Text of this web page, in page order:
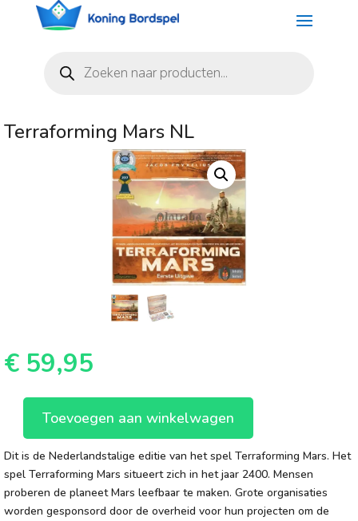
zoeken
Terraforming Mars NL
€ 59,95
Terraforming
NL
aantal
Toevoegen aan winkelwagen
Dit is de Nederlandstalige editie van het spel Terraforming Mars. Het
spel Terraforming Mars situeert zich in het jaar 2400. Mensen
proberen de planeet Mars leefbaar te maken. Grote organisaties
worden gesponsord door de overheid voor hun projecten om de